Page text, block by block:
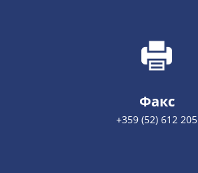
Факс
+359 (52) 612 205